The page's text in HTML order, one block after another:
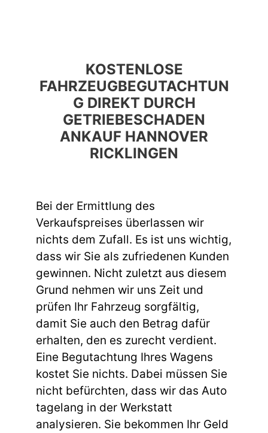
KOSTENLOSE
FAHRZEUGBEGUTACHTUN
G DIREKT DURCH
GETRIEBESCHADEN
ANKAUF HANNOVER
RICKLINGEN
Bei der Ermittlung des
Verkaufspreises überlassen wir
nichts dem Zufall. Es ist uns wichtig,
dass wir Sie als zufriedenen Kunden
gewinnen. Nicht zuletzt aus diesem
Grund nehmen wir uns Zeit und
prüfen Ihr Fahrzeug sorgfältig,
damit Sie auch den Betrag dafür
erhalten, den es zurecht verdient.
Eine Begutachtung Ihres Wagens
kostet Sie nichts. Dabei müssen Sie
nicht befürchten, dass wir das Auto
tagelang in der Werkstatt
analysieren. Sie bekommen Ihr Geld